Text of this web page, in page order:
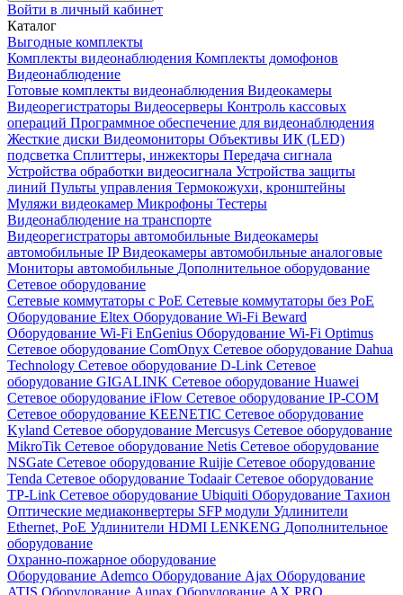
Войти в личный кабинет
Каталог
Выгодные комплекты
Комплекты видеонаблюдения Комплекты домофонов
Видеонаблюдение
Готовые комплекты видеонаблюдения Видеокамеры
Видеорегистраторы Видеосерверы Контроль кассовых
операций Программное обеспечение для видеонаблюдения
Жесткие диски Видеомониторы Объективы ИК (LED)
подсветка Сплиттеры, инжекторы Передача сигнала
Устройства обработки видеосигнала Устройства защиты
линий Пульты управления Термокожухи, кронштейны
Муляжи видеокамер Микрофоны Тестеры
Видеонаблюдение на транспорте
Видеорегистраторы автомобильные Видеокамеры
автомобильные IPВидеокамеры автомобильные аналоговые
Мониторы автомобильные Дополнительное оборудование
Сетевое оборудование
Сетевые коммутаторы с РоЕ Сетевые коммутаторы без РоЕ
Оборудование Eltex Оборудование Wi-Fi Beward
Оборудование Wi-Fi EnGenius Оборудование Wi-Fi Optimus
Сетевое оборудование ComOnyx Сетевое оборудование Dahua
Technology Сетевое оборудование D-Link Сетевое
оборудование GIGALINK Сетевое оборудование Huawei
Сетевое оборудование iFlow Сетевое оборудование IP-COM
Сетевое оборудование KEENETIC Сетевое оборудование
Kyland Сетевое оборудование Mercusys Сетевое оборудование
MikroTik Сетевое оборудование Netis Сетевое оборудование
NSGate Сетевое оборудование Ruijie Сетевое оборудование
Tenda Сетевое оборудование TodaairСетевое оборудование
TP-Link Сетевое оборудование Ubiquiti Оборудование Тахион
Оптические медиаконвертеры SFP модули Удлинители
Ethernet, PoE Удлинители HDMI LENKENG Дополнительное
оборудование
Охранно-пожарное оборудование
Оборудование Ademco Оборудование Ajax Оборудование
ATIS Оборудование Aupax Оборудование AX PRO